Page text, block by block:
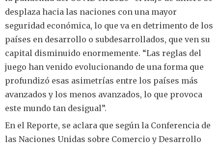
desplaza hacia las naciones con una mayor
seguridad económica, lo que va en detrimento de los
países en desarrollo o subdesarrollados, que ven su
capital disminuido enormemente. “Las reglas del
juego han venido evolucionando de una forma que
profundizó esas asimetrías entre los países más
avanzados y los menos avanzados, lo que provoca
este mundo tan desigual”.
En el Reporte, se aclara que según la Conferencia de
las Naciones Unidas sobre Comercio y Desarrollo